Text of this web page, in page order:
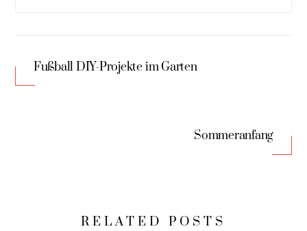
Fußball DIY-Projekte im Garten
Sommeranfang
RELATED POSTS